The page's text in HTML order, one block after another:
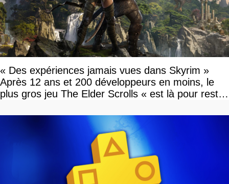
« Des expériences jamais vues dans Skyrim »
Après 12 ans et 200 développeurs en moins, le
plus gros jeu The Elder Scrolls « est là pour rester